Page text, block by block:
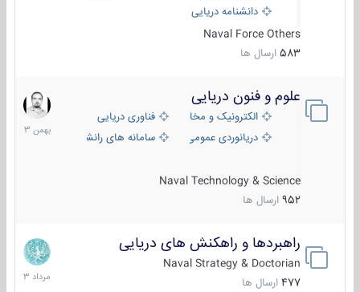
دانشنامه دریایی کپی
Naval Force Others
583 ارسال ها
علوم و فنون دریایی
الکترونیک و مخابرات دریاییفناوری دریایی
دریانوردی عمومی
سامانه های رانشی دریایی
Naval Technology & Science
952 ارسال ها
6
بهمن
1403
راهبردها و راهکنش های دریایی
Naval Strategy & Doctorian
477 ارسال ها
2
مرداد
1403